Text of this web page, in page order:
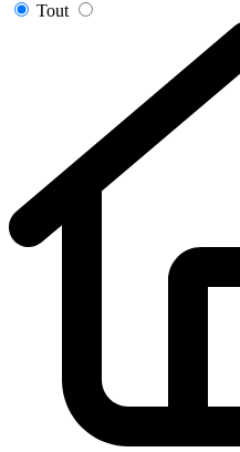
Tout